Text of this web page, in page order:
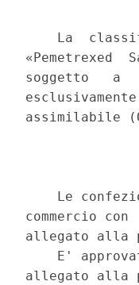
La
«Pemetrexed
soggetto   a
assimilabile
Le
commercio
allegato alla
E'
allegato alla